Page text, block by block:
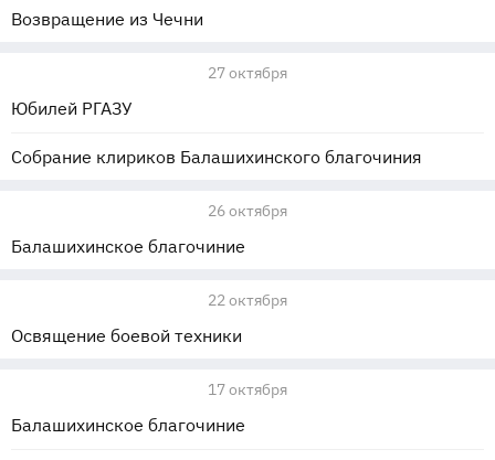
Возвращение из Чечни
27 октября
Юбилей РГАЗУ
Собрание клириков Балашихинского благочиния
26 октября
Балашихинское благочиние
22 октября
Освящение боевой техники
17 октября
Балашихинское благочиние